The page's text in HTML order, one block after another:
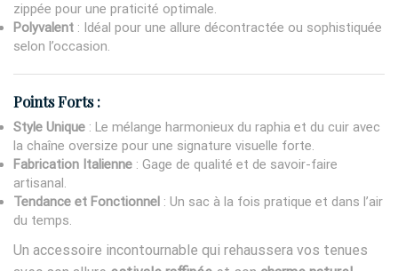
zippée pour une praticité optimale.
Polyvalent : Idéal pour une allure décontractée ou sophistiquée
selon l’occasion.
Points Forts :
Style Unique : Le mélange harmonieux du raphia et du cuir avec
la chaîne oversize pour une signature visuelle forte.
Fabrication Italienne : Gage de qualité et de savoir-faire
artisanal.
Tendance et Fonctionnel : Un sac à la fois pratique et dans l’air
du temps.
Un accessoire incontournable qui rehaussera vos tenues